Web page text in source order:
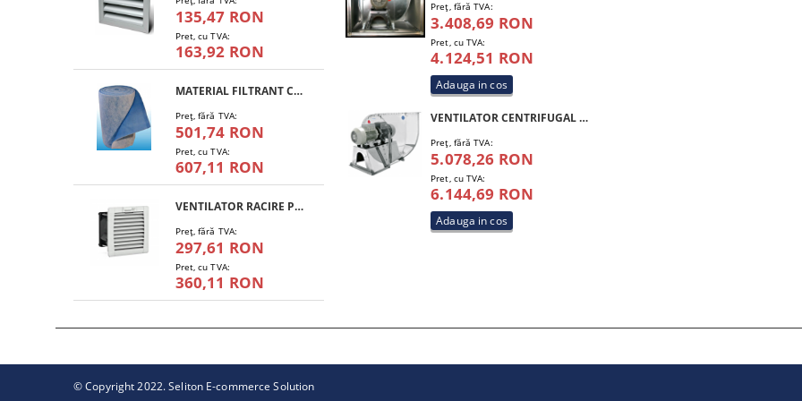
135,47 RON
Pret, cu TVA:
163,92 RON
MATERIAL FILTRANT CLASA G4 - RULOU
Preţ, fără TVA:
501,74 RON
Pret, cu TVA:
607,11 RON
VENTILATOR RACIRE PFANNENBERG PF 11.000
Preţ, fără TVA:
297,61 RON
Pret, cu TVA:
360,11 RON
Preţ, fără TVA:
3.408,69 RON
Pret, cu TVA:
4.124,51 RON
VENTILATOR CENTRIFUGAL SIVAR CF 2 HP 300 M4 INOX
Preţ, fără TVA:
5.078,26 RON
Pret, cu TVA:
6.144,69 RON
© Copyright 2022. Seliton E-commerce Solution